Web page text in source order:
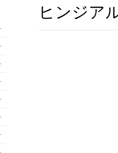
ヒンジア